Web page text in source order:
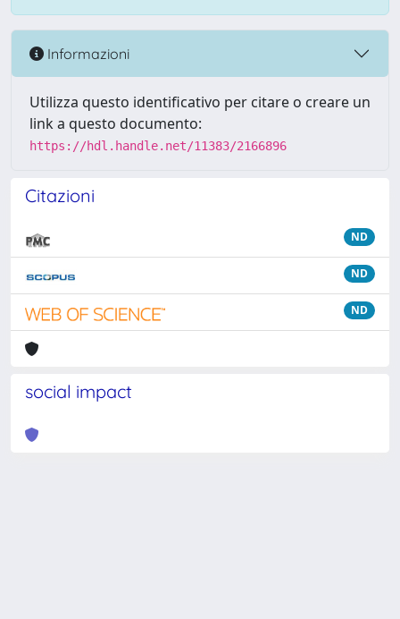
Informazioni
Utilizza questo identificativo per citare o creare un
link a questo documento:
https://hdl.handle.net/11383/2166896
Citazioni
ND
ND
ND
social impact